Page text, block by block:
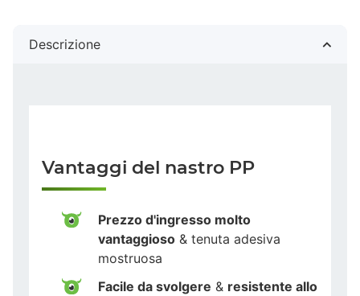
Descrizione
Vantaggi del nastro PP
Prezzo d'ingresso molto
vantaggioso & tenuta adesiva
mostruosa
Facile da svolgere & resistente allo